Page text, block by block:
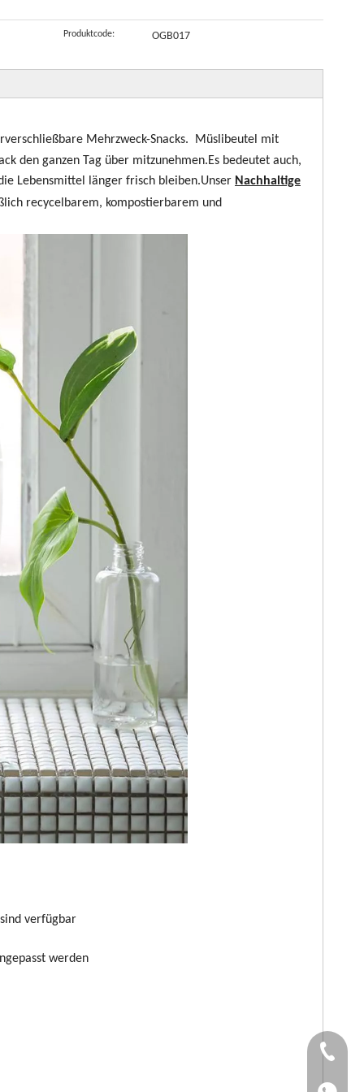
Kaffeetee
Verpackung
für gerösteten
Röstkaffeebeu
tel
abbaubare
ss,
Großhandel
Produktcode: OGB017
Mehrzweck-Snacks. Müslibeutel mit
den ganzen Tag über mitzunehmen.Es bedeutet auch,
Lebensmittel länger frisch bleiben.Unser Nachhaltige
recycelbarem, kompostierbarem und
verfügbar
werden
TEL：